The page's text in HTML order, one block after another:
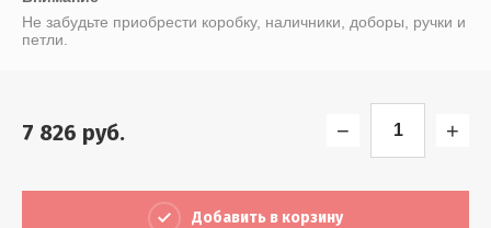
Не забудьте приобрести коробку, наличники, доборы, ручки и
петли.
7 826 руб. − +
Добавить в корзину